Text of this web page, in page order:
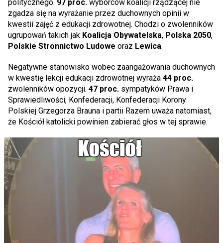
politycznego. 97 proc. wyborców koalicji rządzącej nie
zgadza się na wyrażanie przez duchownych opinii w
kwestii zajęć z edukacji zdrowotnej. Chodzi o zwolenników
ugrupowań takich jak Koalicja Obywatelska, Polska 2050,
Polskie Stronnictwo Ludowe oraz Lewica.
Negatywne stanowisko wobec zaangażowania duchownych
w kwestię lekcji edukacji zdrowotnej wyraża 44 proc.
zwolenników opozycji. 47 proc. sympatyków Prawa i
Sprawiedliwości, Konfederacji, Konfederacji Korony
Polskiej Grzegorza Brauna i partii Razem uważa natomiast,
że Kościół katolicki powinien zabierać głos w tej sprawie.